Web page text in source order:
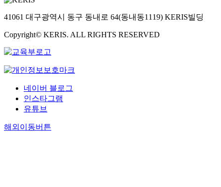
41061 대구광역시 동구 동내로 64(동내동1119) KERIS빌딩
Copyright© KERIS. ALL RIGHTS RESERVED
네이버 블로그
인스타그램
유튜브
해외이동버튼